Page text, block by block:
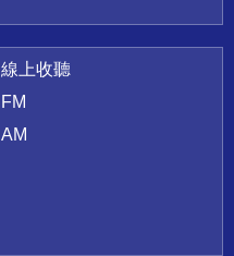
線上收聽
FM
AM